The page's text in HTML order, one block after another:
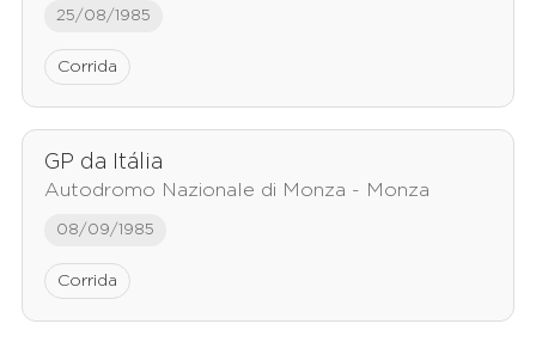
25/08/1985
Corrida
GP da Itália
Autodromo Nazionale di Monza - Monza
08/09/1985
Corrida